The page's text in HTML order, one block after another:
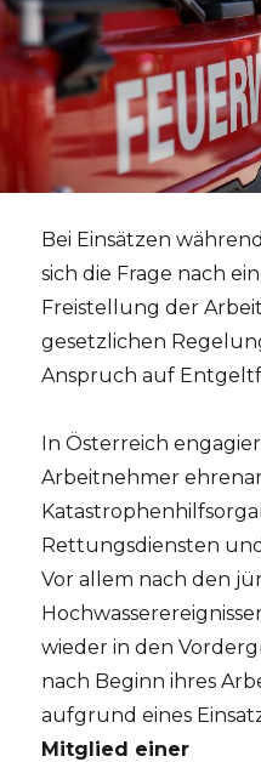
Bei Einsätzen
sich die Frage nach
Freistellung der
gesetzlichen
Anspruch auf
In Österreich
Arbeitnehmer
Rettungsdiensten
Vor allem nach den
wieder in den
nach Beginn ihres
aufgrund eines
Mitglied einer